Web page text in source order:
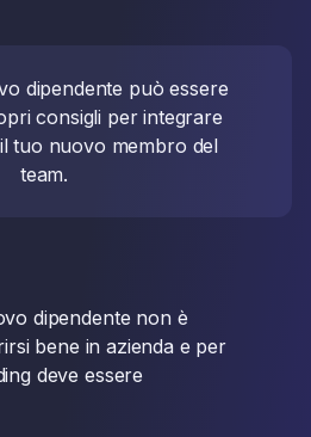
dipendente può essere
consigli per integrare
tuo nuovo membro del
team.
dipendente non è
bene in azienda e per
deve essere